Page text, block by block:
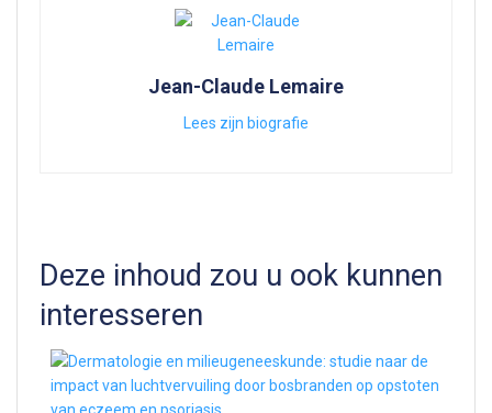
Jean-Claude Lemaire
Lees zijn biografie
Deze inhoud zou u ook kunnen
interesseren